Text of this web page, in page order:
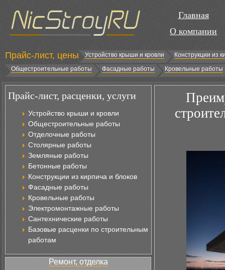
Главная
О компании
Прайс-лист, цены Устройство крыши и кровли
Конструкции из
Общестроительные работы
Фасадные работы Кровельные работы
Прайс-лист, расценки, услуги
Устройство крыши и кровли
Общестроительные работы
Отделочные работы
Столярные работы
Земляные работы
Бетонные работы
Конструкции из кирпича и блоков
Фасадные работы
Кровельные работы
Электромонтажные работы
Сантехнические работы
Базовые расценки по строительным
работам
Ремонт, отделка